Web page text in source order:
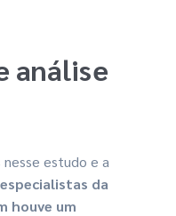
análise
estudo e a
da
houve um